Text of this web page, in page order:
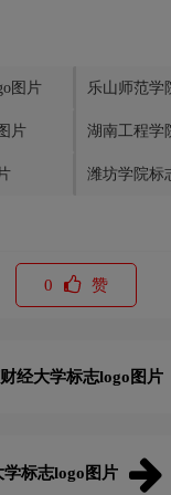
图片 乐山师范学
片 湖南工程学
潍坊学院标
0 赞
经大学标志logo图片
标志logo图片